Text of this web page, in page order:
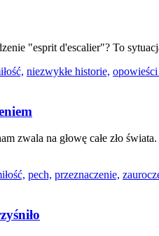
"esprit d'escalier"? To
niezwykłe historie,
zwala na głowę całe zło
pech, przeznaczenie,